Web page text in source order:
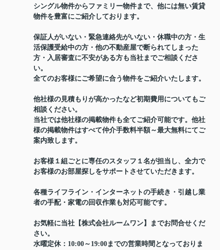
シングル物件からファミリー物件まで、他には無い賃貸
物件を豊富にご紹介しております。
保証人がいない・緊急連絡先がいない・休職中の方・生
活保護受給中の方・他の不動産屋で断られてしまった
方・入居審査に不安がある方も当社までご相談くださ
い。
全てのお客様にご希望に合う物件をご紹介いたします。
他社様の見積もりが高かったなど初期費用についてもご
相談ください。
当社では他社様の掲載物件も全てご紹介可能です。他社
様の掲載物件はすべて仲介手数料半額～最大無料にてご
案内致します。
お客様１組ごとに専任のスタッフ１名が担当し、全力で
お客様のお部屋探しをサポートさせていただきます。
各種ライフライン・インターネットの手続き・引越し業
者の手配・家電の回収作業も対応可能です。
お気軽に当社【株式会社ルームワン】までお問合せくだ
さい。
水曜定休：10:00～19:00までの営業時間となっておりま